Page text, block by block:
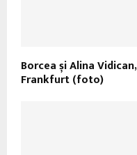
Borcea și Alina
Frankfurt (foto)